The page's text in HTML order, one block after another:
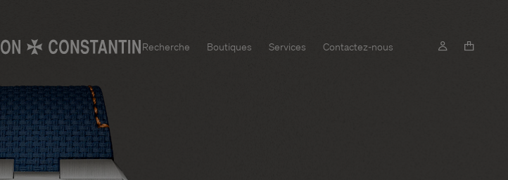
Recherche Boutiques Services Contactez-nous